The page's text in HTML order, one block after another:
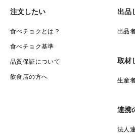
注文したい
食べチョクとは？
食べチョク基準
品質保証について
飲食店の方へ
出品
出品
取材
生産
連携
法人